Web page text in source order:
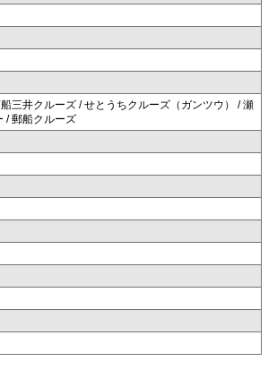
三井クルーズ / せとうちクルーズ（ガンツウ） / 瀬
/ 郵船クルーズ